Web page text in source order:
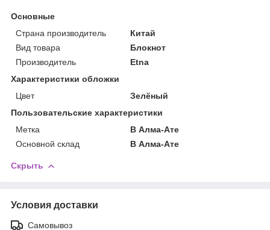
Основные
Страна производитель
Китай
Вид товара
Блокнот
Производитель
Etna
Характеристики обложки
Цвет
Зелёный
Пользовательские характеристики
Метка
В Алма-Ате
Основной склад
В Алма-Ате
Скрыть
Условия доставки
Самовывоз